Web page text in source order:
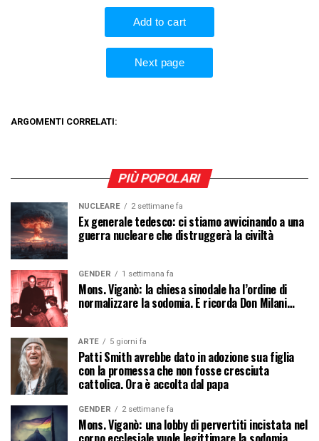
ARGOMENTI CORRELATI:
PIÙ POPOLARI
NUCLEARE 2 settimane fa
Ex generale tedesco: ci stiamo avvicinando a una
guerra nucleare che distruggerà la civiltà
GENDER 1 settimana fa
Mons. Viganò: la chiesa sinodale ha l’ordine di
normalizzare la sodomia. E ricorda Don Milani…
ARTE 5 giorni fa
Patti Smith avrebbe dato in adozione sua figlia
con la promessa che non fosse cresciuta
cattolica. Ora è accolta dal papa
GENDER 2 settimane fa
Mons. Viganò: una lobby di pervertiti incistata nel